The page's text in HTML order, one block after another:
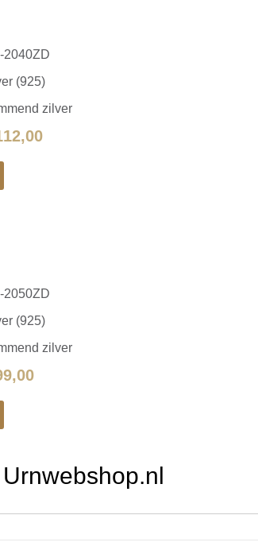
2040ZD
(925)
zilver
2050ZD
(925)
zilver